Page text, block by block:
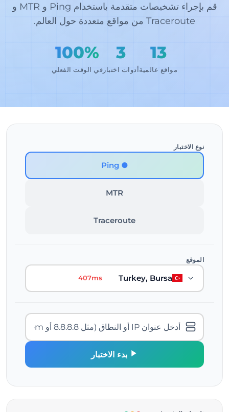
قم بإجراء تشخيصات متقدمة باستخدام Ping و MTR و
Traceroute من مواقع متعددة حول العالم.
13
مواقع عالمية
3
أدوات اختبار
100%
في الوقت الفعلي
نوع الاختبار
● Ping
MTR
Traceroute
الموقع
Turkey, Bursa
407ms
بدء الاختبار